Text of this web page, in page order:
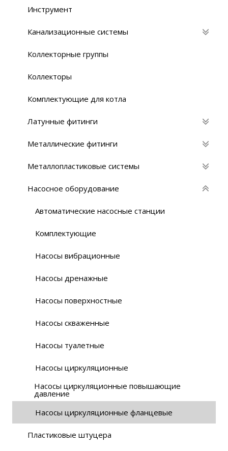
Инструмент
Канализационные системы
Коллекторные группы
Коллекторы
Комплектующие для котла
Латунные фитинги
Металлические фитинги
Металлопластиковые системы
Насосное оборудование
Автоматические насосные станции
Комплектующие
Насосы вибрационные
Насосы дренажные
Насосы поверхностные
Насосы скваженные
Насосы туалетные
Насосы циркуляционные
Насосы циркуляционные повышающие
давление
Насосы циркуляционные фланцевые
Пластиковые штуцера